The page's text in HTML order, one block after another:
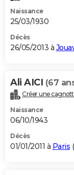
Naissance
25/03/1930
Décès
26/05/2013 à
Ali AICI (67
Créer une
Naissance
06/10/1943
Décès
01/01/2011 à Paris (